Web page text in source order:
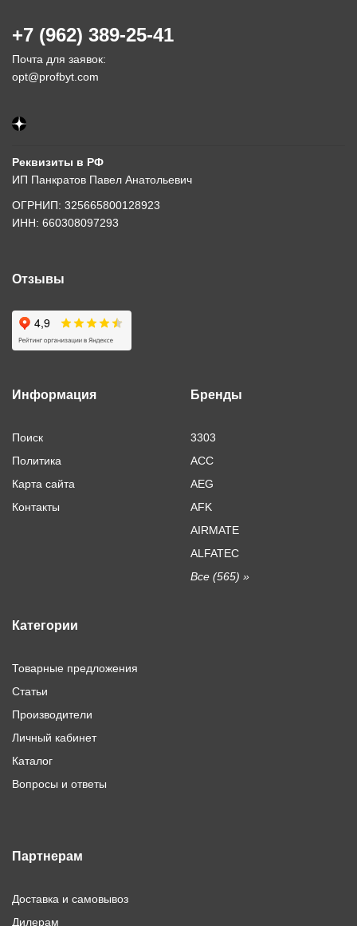
+7 (962) 389-25-41
Почта для заявок:
opt@profbyt.com
Реквизиты в РФ
ИП Панкратов Павел Анатольевич
ОГРНИП: 325665800128923
ИНН: 660308097293
Отзывы
Информация
Поиск
Политика
Карта сайта
Контакты
Бренды
3303
ACC
AEG
AFK
AIRMATE
ALFATEC
Все (565) »
Категории
Товарные предложения
Статьи
Производители
Личный кабинет
Каталог
Вопросы и ответы
Партнерам
Доставка и самовывоз
Дилерам